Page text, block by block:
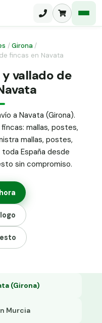
/ Girona /
fincas en Navata
vallado de
a Navata (Girona).
mallas, postes,
mallas, postes,
España desde
sin compromiso.
(Girona)
Murcia